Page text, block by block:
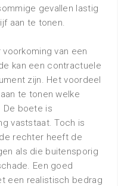
gevallen lastig
aan te tonen.
van een
kan een contractuele
zijn. Het voordeel
te tonen welke
De boete is
vaststaat. Toch is
rechter heeft de
als die buitensporig
Een goed
een realistisch bedrag